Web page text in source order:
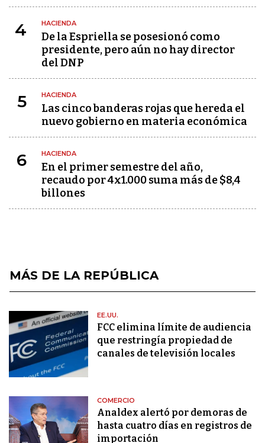
4 HACIENDA
De la Espriella se posesionó como
presidente, pero aún no hay director
del DNP
5 HACIENDA
Las cinco banderas rojas que hereda el
nuevo gobierno en materia económica
6 HACIENDA
En el primer semestre del año,
recaudo por 4x1.000 suma más de $8,4
billones
MÁS DE LA REPÚBLICA
EE.UU.
FCC elimina límite de audiencia
que restringía propiedad de
canales de televisión locales
COMERCIO
Analdex alertó por demoras de
hasta cuatro días en registros de
importación